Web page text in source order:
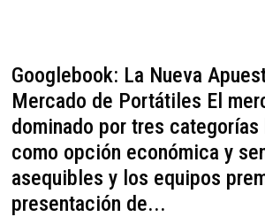
Googlebook: La Nueva
Mercado de Portátiles El
dominado por tres
como opción económica y
asequibles y los equipos
presentación de...